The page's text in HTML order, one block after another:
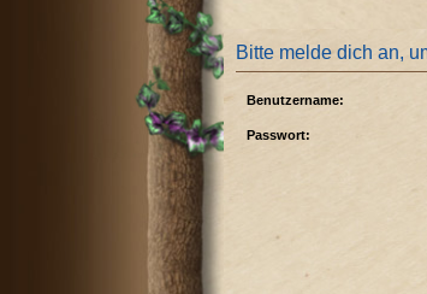
Bitte melde dich an,
Benutzername:
Passwort: